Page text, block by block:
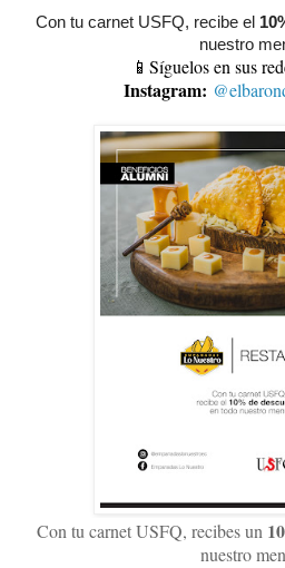
Con tu carnet USFQ, recibe el
nuestro
📱Síguelos en sus
Instagram:
Con tu carnet USFQ, recibes un 10
nuestro